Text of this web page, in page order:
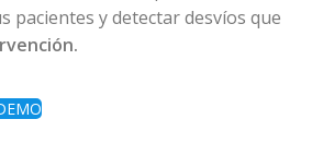
pacientes y detectar desvíos que